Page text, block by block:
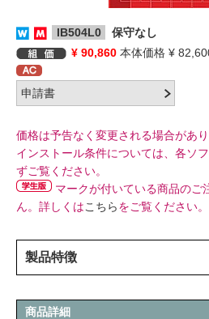
IB504L0
保守なし
¥ 90,860 本体価格 ¥
価格は予告なく変更される場合があり
インストール条件については、各ソ
ずご覧ください。
マークが付いている商品のご
ん。詳しくはこちらをご覧ください。
製品特徴
商品詳細